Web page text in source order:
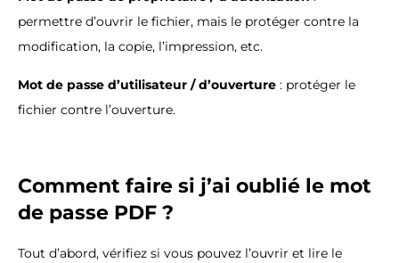
permettre d’ouvrir le fichier, mais le protéger contre la
modification, la copie, l’impression, etc.
Mot de passe d’utilisateur / d’ouverture : protéger le
fichier contre l’ouverture.
Comment faire si j’ai oublié le mot
de passe PDF ?
Tout d’abord, vérifiez si vous pouvez l’ouvrir et lire le